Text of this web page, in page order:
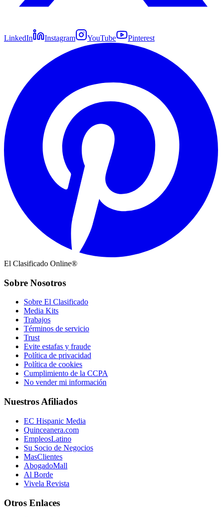
LinkedIn Instagram YouTube Pinterest
El Clasificado Online®
Sobre Nosotros
Sobre El Clasificado
Media Kits
Trabajos
Términos de servicio
Trust
Evite estafas y fraude
Política de privacidad
Política de cookies
Cumplimiento de la CCPA
No vender mi información
Nuestros Afiliados
EC Hispanic Media
Quinceanera.com
EmpleosLatino
Su Socio de Negocios
MasClientes
AbogadoMall
Al Borde
Vivela Revista
Otros Enlaces